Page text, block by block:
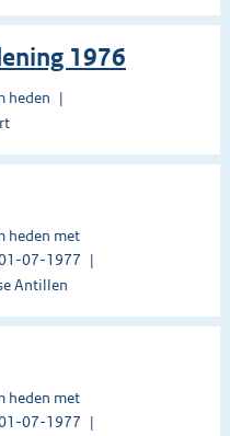
1976
heden
heden met
07-1977
Antillen
heden met
07-1977